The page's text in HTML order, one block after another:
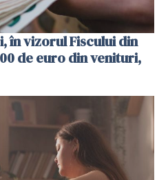
în vizorul Fiscului din
de euro din venituri,